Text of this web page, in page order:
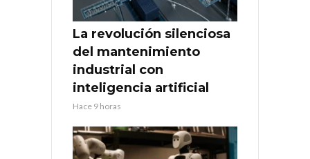
La revolución silenciosa
del mantenimiento
industrial con
inteligencia artificial
Hace 9 horas